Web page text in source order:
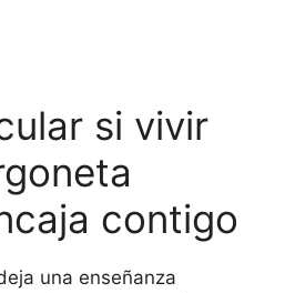
si vivir
contigo
una enseñanza